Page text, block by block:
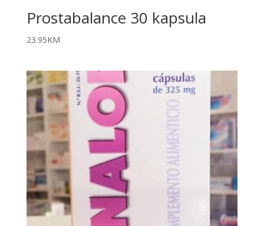
Prostabalance 30 kapsula
23.95KM